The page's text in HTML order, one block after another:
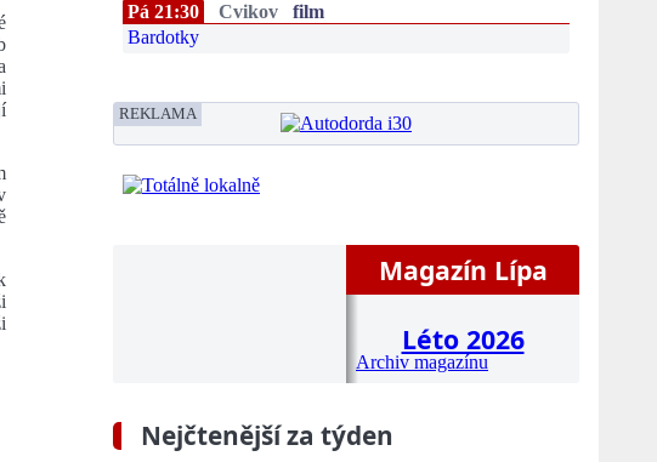
Pá 21:30 Cvikov
film
Bardotky
REKLAMA
Magazín Lípa
Léto 2026
Archiv magazínu
Nejčtenější za týden